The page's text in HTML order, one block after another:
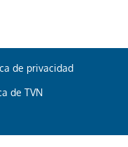
de privacidad
de TVN